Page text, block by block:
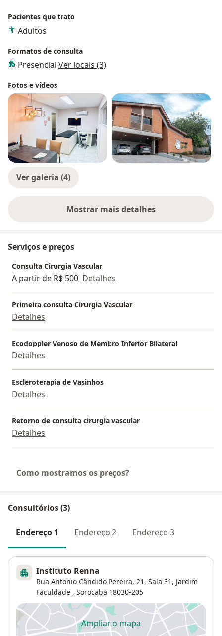
Pacientes que trato
Adultos
Formatos de consulta
Presencial Ver locais (3)
Fotos e vídeos
Ver galeria (4)
Mostrar mais detalhes
sobre a experiência
Serviços e preços
Consulta Cirurgia Vascular
A partir de R$ 500 Detalhes
Primeira consulta Cirurgia Vascular
Detalhes
Ecodoppler Venoso de Membro Inferior Bilateral
Detalhes
Escleroterapia de Vasinhos
Detalhes
Retorno de consulta cirurgia vascular
Detalhes
Como mostramos os preços?
Consultórios (3)
Endereço 1 Endereço 2 Endereço 3
Instituto Renna
Rua Antonio Cândido Pereira, 21, Sala 31, Jardim
Faculdade , Sorocaba 18030-205
Ampliar o mapaabre num novo separador